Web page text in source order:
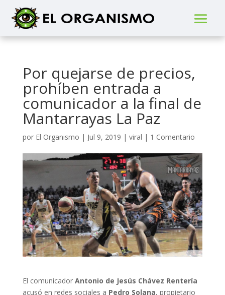
Por quejarse de precios,
prohíben entrada a
comunicador a la final de
Mantarrayas La Paz
por El Organismo | Jul 9, 2019 | viral | 1 Comentario
El comunicador Antonio de Jesús Chávez Rentería
acusó en redes sociales a Pedro Solana, propietario